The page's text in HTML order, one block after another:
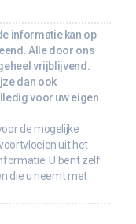
informatie kan op
Alle door ons
vrijblijvend.
dan ook
voor uw eigen
de mogelijke
uit het
U bent zelf
die u neemt met